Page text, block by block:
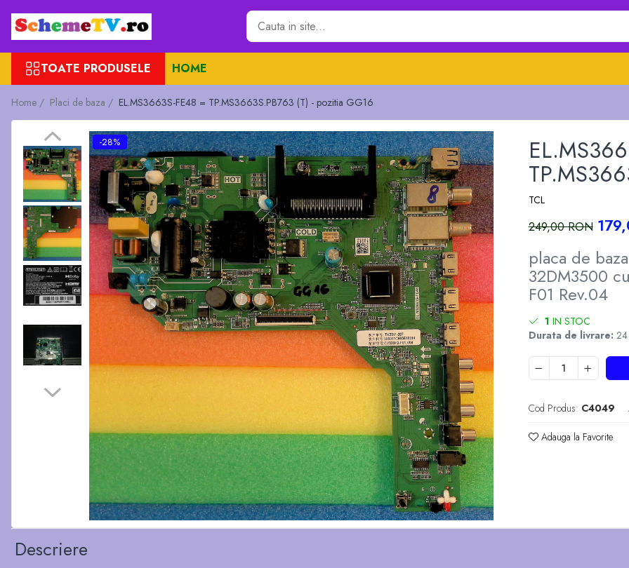
Toate Produsele
Placi de baza
Sursa alimentare
Seturi Benzi LED
Revista Service TV
Module TCON
Driver LED
Diverse
TOATE PRODUSELE HOME
Home / Placi de baza / EL.MS3663S-FE48 = TP.MS3663S.PB763 (T) - pozitia GG16
TCL
-28%
249,00 RON
placa de
32DM3500
F01 Rev.04
1 IN STOC
Durata de livrare:
Cod Produs: C4049
Adauga la Favorite
Descriere